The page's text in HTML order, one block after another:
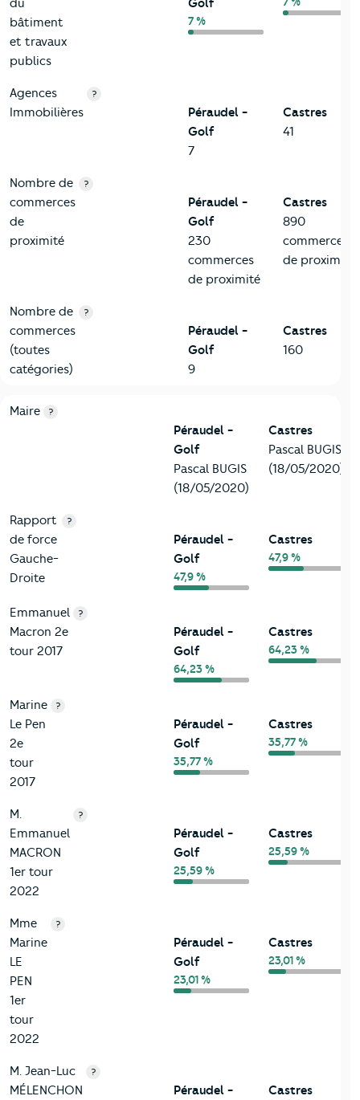
du
bâtiment
et travaux
publics
Golf
7 %
Agences
Immobilières
?
Péraudel -
Golf
7
Castres
41
Nombre de
commerces
de
proximité
?
Péraudel -
Golf
230
commerces
de proximité
Castres
890
commerces
de proximité
Nombre de
commerces
(toutes
catégories)
?
Péraudel -
Golf
9
Castres
160
6-Politique
Critères
Maire ?
Péraudel -
Golf
Pascal BUGIS
(18/05/2020)
Castres
Pascal BUGIS
(18/05/2020)
Rapport
de force
Gauche-
Droite
?
Péraudel -
Golf
47,9 %
Castres
47,9 %
Emmanuel
Macron 2e
tour 2017
?
Péraudel -
Golf
64,23 %
Castres
64,23 %
Marine
Le Pen
2e
tour
2017
?
Péraudel -
Golf
35,77 %
Castres
35,77 %
M.
Emmanuel
MACRON
1er tour
2022
?
Péraudel -
Golf
25,59 %
Castres
25,59 %
Mme
Marine
LE
PEN
1er
tour
2022
?
Péraudel -
Golf
23,01 %
Castres
23,01 %
M. Jean-Luc
MÉLENCHON
?
Péraudel -
Castres